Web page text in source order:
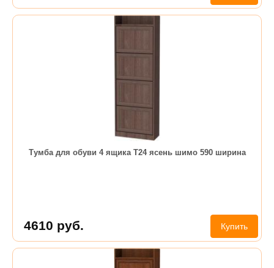
Тумба для обуви 4 ящика Т24 ясень шимо 590 ширина
4610 руб. Купить